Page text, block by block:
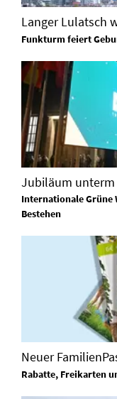
Langer Lulatsch
Funkturm feiert
Jubiläum
Internationale Grüne
Bestehen
Neuer
Rabatte, Freikarten